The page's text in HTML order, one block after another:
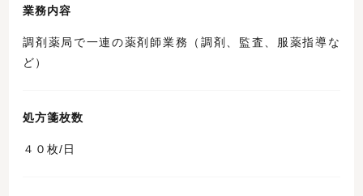
業務内容
調剤薬局で一連の薬剤師業務（調剤、監査、服薬指導な
ど）
処方箋枚数
４０枚/日